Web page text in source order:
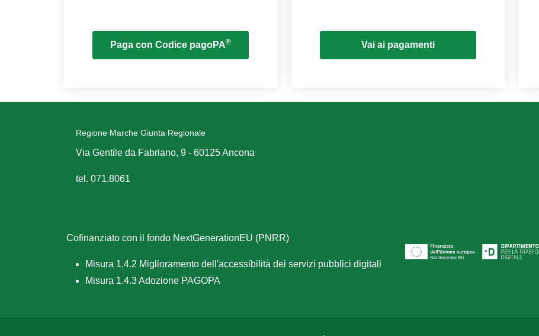
Paga con Codice pagoPA® Vai ai pagamenti
Regione Marche Giunta Regionale
Via Gentile da Fabriano, 9 - 60125 Ancona
tel. 071.8061
Cofinanziato con il fondo NextGenerationEU (PNRR)
Misura 1.4.2 Miglioramento dell'accessibilità dei servizi pubblici digitali
Misura 1.4.3 Adozione PAGOPA